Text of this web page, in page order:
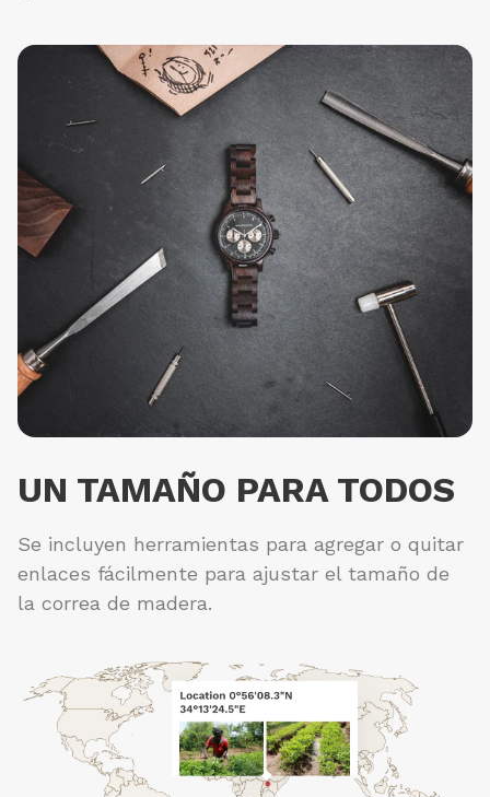
UN TAMAÑO PARA TODOS
Se incluyen herramientas para agregar o quitar
enlaces fácilmente para ajustar el tamaño de
la correa de madera.